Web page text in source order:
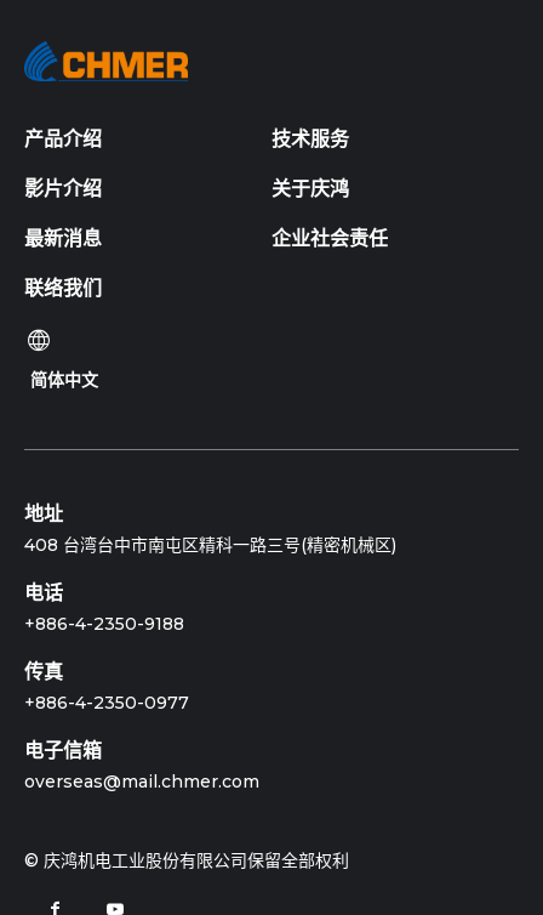
产品介绍 技术服务
影片介绍 关于庆鸿
最新消息 企业社会责任
联络我们
简体中文
地址
408 台湾台中市南屯区精科一路三号(精密机械区)
电话
+886-4-2350-9188
传真
+886-4-2350-0977
电子信箱
overseas@mail.chmer.com
© 庆鸿机电工业股份有限公司保留全部权利